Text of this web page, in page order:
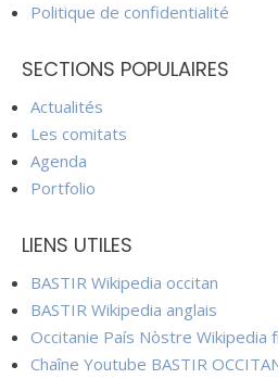
Politique de confidentialité
SECTIONS POPULAIRES
Actualités
Les comitats
Agenda
Portfolio
LIENS UTILES
BASTIR Wikipedia occitan
BASTIR Wikipedia anglais
Occitanie País Nòstre Wikipedia
Chaîne Youtube BASTIR